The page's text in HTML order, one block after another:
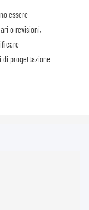
essere
o revisioni,
di progettazione